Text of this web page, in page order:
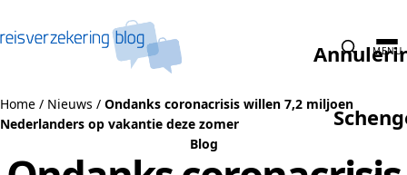
MENU
Home / Nieuws / Ondanks coronacrisis willen 7,2 miljoen
Nederlanders op vakantie deze zomer
Blog